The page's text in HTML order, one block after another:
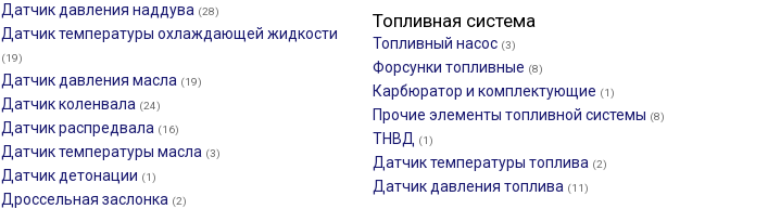
Датчик давления наддува (28)
Датчик температуры охлаждающей жидкости
(19)
Датчик давления масла (19)
Датчик коленвала (24)
Датчик распредвала (16)
Датчик температуры масла (3)
Датчик детонации (1)
Дроссельная заслонка (2)
Топливная система
Топливный насос (3)
Форсунки топливные (8)
Карбюратор и комплектующие (1)
Прочие элементы топливной системы (8)
ТНВД (1)
Датчик температуры топлива (2)
Датчик давления топлива (11)